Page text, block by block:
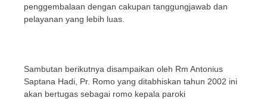
penggembalaan dengan cakupan tanggungjawab dan
pelayanan yang lebih luas.
Sambutan berikutnya disampaikan oleh Rm Antonius
Saptana Hadi, Pr. Romo yang ditabhiskan tahun 2002 ini
akan bertugas sebagai romo kepala paroki